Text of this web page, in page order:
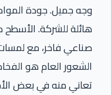
وجه جميل. جودة
هائلة للشركة.
صناعي فاخر، مع لمسات
الشعور العام هو
تعاني منه في بعض